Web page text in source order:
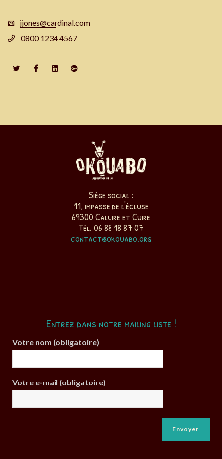
jjones@cardinal.com
0800 1234 4567
Siège social :
11, impasse de l'écluse
69300 Caluire et Cuire
Tél. 06 88 18 87 07
contact@okouabo.org
Entrez dans notre mailing liste !
Votre nom (obligatoire)
Votre e-mail (obligatoire)